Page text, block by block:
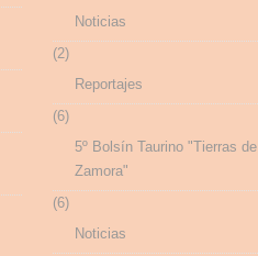
Noticias
(2)
Reportajes
(6)
5º Bolsín Taurino "Tierras de
Zamora"
(6)
Noticias